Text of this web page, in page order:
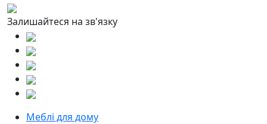
Залишайтеся на зв'язку
Меблі для дому